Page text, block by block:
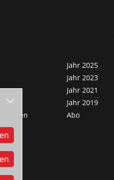
Jahr 2025
Jahr 2023
Jahr 2021
Jahr 2019
Abo